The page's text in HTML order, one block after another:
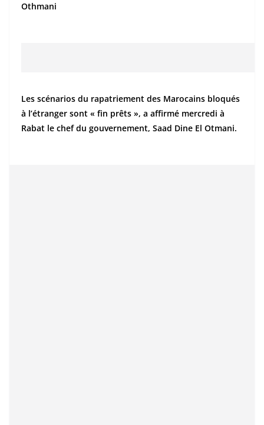
Othmani
Les scénarios du rapatriement des Marocains bloqués
à l’étranger sont « fin prêts », a affirmé mercredi à
Rabat le chef du gouvernement, Saad Dine El Otmani.